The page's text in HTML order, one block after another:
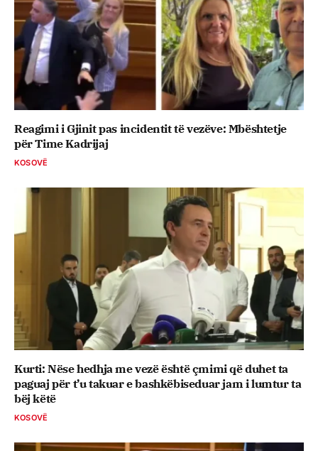
Reagimi i Gjinit pas incidentit të vezëve: Mbështetje
për Time Kadrijaj
KOSOVË
Kurti: Nëse hedhja me vezë është çmimi që duhet ta
paguaj për t’u takuar e bashkëbiseduar jam i lumtur ta
bëj këtë
KOSOVË